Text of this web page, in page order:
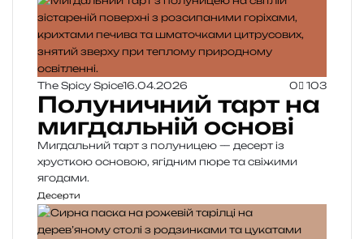
The Spicy Spice16.04.2026 0 103
Полуничний тарт на
мигдальній основі
Мигдальний тарт з полуницею — десерт із
хрусткою основою, ягідним пюре та свіжими
ягодами.
Десерти